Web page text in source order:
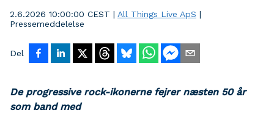
2.6.2026 10:00:00 CEST | All Things Live ApS |
Pressemeddelelse
Del
De progressive rock-ikonerne fejrer næsten 50 år
som band med